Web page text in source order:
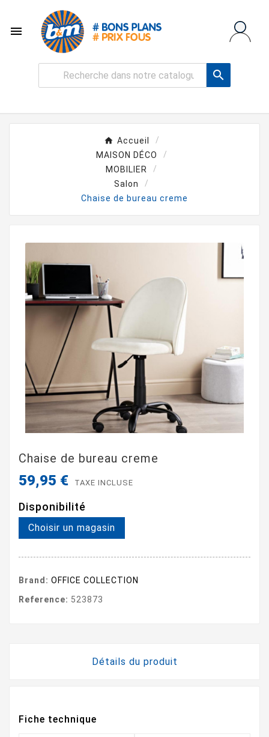


Accueil
MAISON DÉCO
MOBILIER
Salon
Chaise de bureau creme
Chaise de bureau creme
59,95 € TAXE INCLUSE
Disponibilité
Choisir un magasin
Brand: OFFICE COLLECTION
Reference: 523873
Détails du produit
Fiche technique